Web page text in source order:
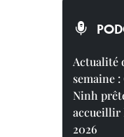
Actualité
semaine
Ninh
accueillir
2026